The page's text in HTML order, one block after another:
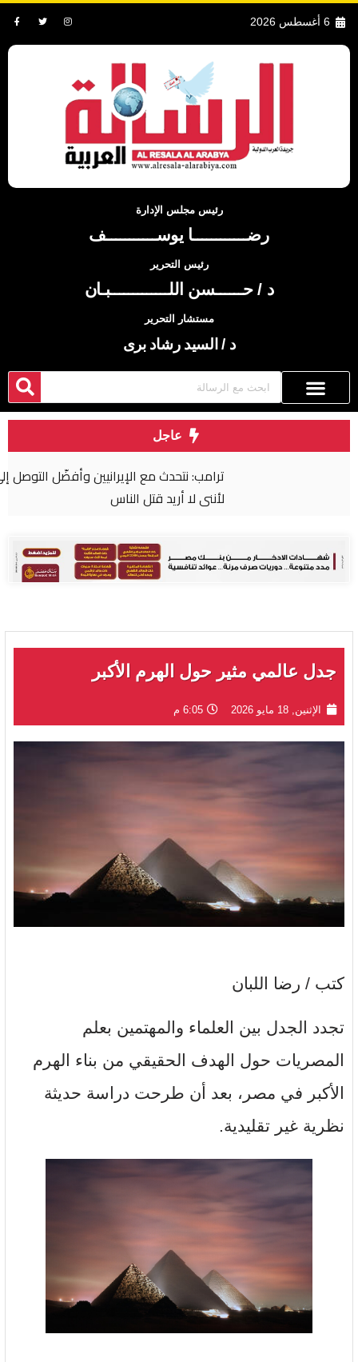
6 أغسطس 2026
رئيس مجلس الإدارة
رضــــــــــــا يوســـــــــــف
رئيس التحرير
د / حــــــسن اللـــــــــــــبـان
مستشار التحرير
د / السيد رشاد برى
عاجل
ترامب: نتحدث مع الإيرانيين وأفضّل التوصل إلى اتفاق
جدل عالمي مثير حول الهرم الأكبر
الإثنين, 18 مايو 2026 6:05 م
كتب / رضا اللبان
تجدد الجدل بين العلماء والمهتمين بعلم
المصريات حول الهدف الحقيقي من بناء الهرم
الأكبر في مصر، بعد أن طرحت دراسة حديثة
نظرية غير تقليدية.